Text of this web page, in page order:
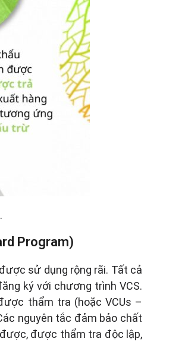
Program)
sử dụng rộng rãi. Tất cả
ký với chương trình VCS.
thẩm tra (hoặc VCUs –
nguyên tắc đảm bảo chất
được thẩm tra độc lập,